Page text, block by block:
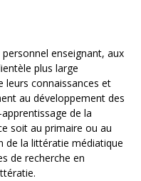
enseignant, aux
plus large
leurs connaissances et
au développement des
de la
soit au primaire ou au
de la littératie médiatique
de recherche en